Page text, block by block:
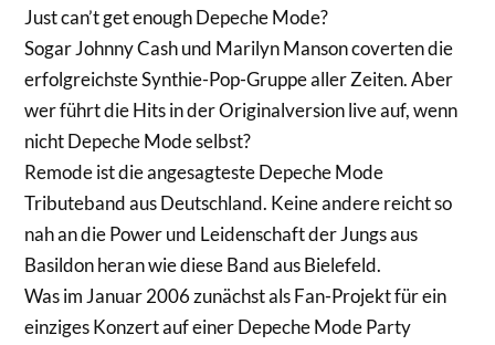
Just can’t get enough Depeche Mode?
Sogar Johnny Cash und Marilyn Manson coverten die
erfolgreichste Synthie-Pop-Gruppe aller Zeiten. Aber
wer führt die Hits in der Originalversion live auf, wenn
nicht Depeche Mode selbst?
Remode ist die angesagteste Depeche Mode
Tributeband aus Deutschland. Keine andere reicht so
nah an die Power und Leidenschaft der Jungs aus
Basildon heran wie diese Band aus Bielefeld.
Was im Januar 2006 zunächst als Fan-Projekt für ein
einziges Konzert auf einer Depeche Mode Party